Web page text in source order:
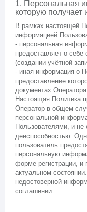
1. Персональная
которую
В рамках настоящей
информацией
- персональная
предоставляет о себе
(создании учётной
- иная информация о
предоставление
документах
Настоящая Политика
Оператор в общем
персональной
Пользователями, и не
дееспособностью.
пользователь
персональную
форме регистрации,
актуальном
недостоверной
соглашении.